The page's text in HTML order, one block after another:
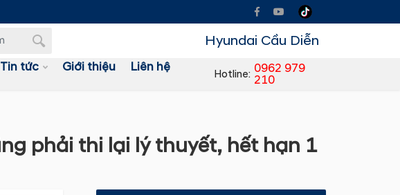
Tin tức Giới thiệu
Liên hệ
Hotline: 0962 979
210
Hyundai Cầu Diễn
phải thi lại lý thuyết, hết hạn 1